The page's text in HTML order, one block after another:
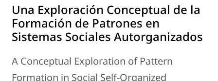
Una Exploración Conceptual de la
Formación de Patrones en
Sistemas Sociales Autorganizados
A Conceptual Exploration of Pattern
Formation in Social Self-Organized